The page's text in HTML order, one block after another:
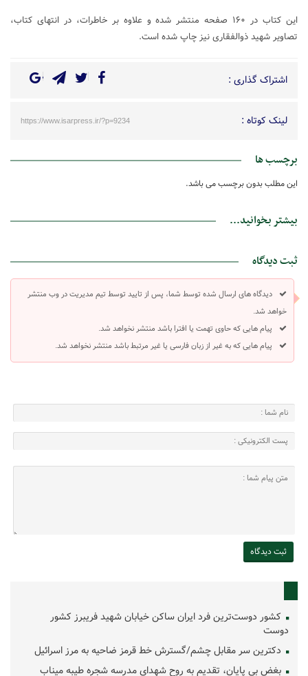
این کتاب در ۱۶۰ صفحه منتشر شده و علاوه بر خاطرات، در انتهای کتاب،
تصاویر شهید ذوالفقاری نیز چاپ شده است.
اشتراک گذاری :
لینک کوتاه : https://www.isarpress.ir/?p=9234
برچسب ها
این مطلب بدون برچسب می باشد.
بیشتر بخوانید...
ثبت دیدگاه
دیدگاه های ارسال شده توسط شما، پس از تایید توسط تیم مدیریت در وب منتشر
خواهد شد.
پیام هایی که حاوی تهمت یا افترا باشد منتشر نخواهد شد.
پیام هایی که به غیر از زبان فارسی یا غیر مرتبط باشد منتشر نخواهد شد.
کشور دوست‌ترین فرد ایران ساکن خیابان شهید فریبرز کشور
دوست
دکترین سر مقابل چشم/گسترش خط قرمز ضاحیه به مرز اسرائیل
بغض بی پایان، تقدیم به روح شهدای مدرسه شجره طیبه میناب